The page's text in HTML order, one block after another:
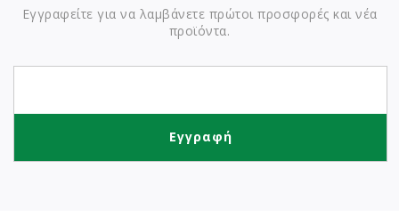
Εγγραφείτε για να λαμβάνετε πρώτοι προσφορές και νέα
προϊόντα.